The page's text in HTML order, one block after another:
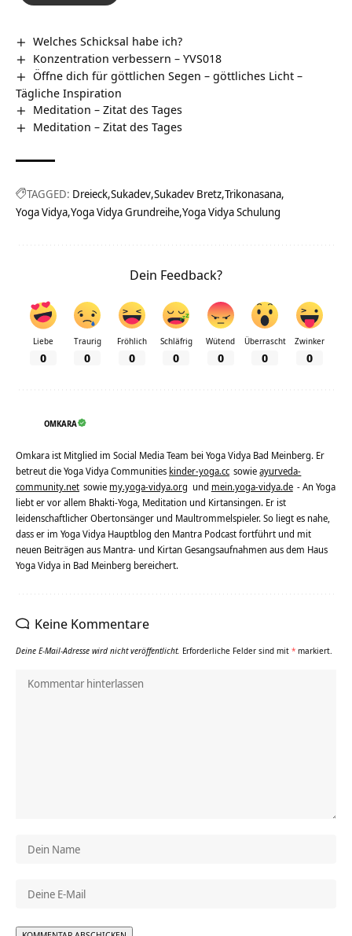
Welches Schicksal habe ich?
Konzentration verbessern – YVS018
Öffne dich für göttlichen Segen – göttliches Licht –
Tägliche Inspiration
Meditation – Zitat des Tages
Meditation – Zitat des Tages
TAGGED: Dreieck Sukadev Sukadev Bretz Trikonasana
Yoga Vidya Yoga Vidya Grundreihe Yoga Vidya Schulung
Dein Feedback?
Liebe
0
Traurig
0
Fröhlich
0
Schläfrig
0
Wütend
0
Überrascht
0
Zwinker
0
OMKARA
Omkara ist Mitglied im Social Media Team bei Yoga Vidya Bad Meinberg. Er
betreut die Yoga Vidya Communities kinder-yoga.cc sowieayurveda-
community.net sowie my.yoga-vidya.org und mein.yoga-vidya.de - An Yoga
liebt er vor allem Bhakti-Yoga, Meditation und Kirtansingen. Er ist
leidenschaftlicher Obertonsänger und Maultrommelspieler. So liegt es nahe,
dass er im Yoga Vidya Hauptblog den Mantra Podcast fortführt und mit
neuen Beiträgen aus Mantra- und Kirtan Gesangsaufnahmen aus dem Haus
Yoga Vidya in Bad Meinberg bereichert.
Keine Kommentare
Deine E-Mail-Adresse wird nicht veröffentlicht. Erforderliche Felder sind mit * markiert.